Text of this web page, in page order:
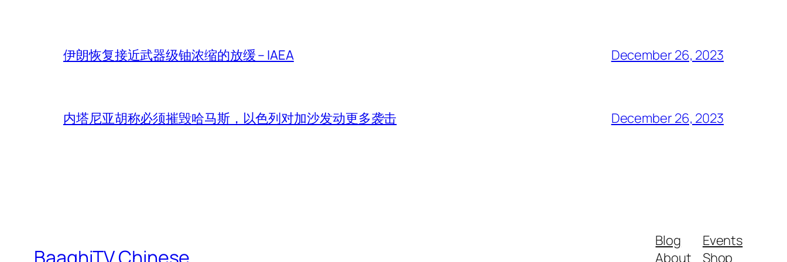
伊朗恢复接近武器级铀浓缩的放缓 – IAEA December 26, 2023
内塔尼亚胡称必须摧毁哈马斯，以色列对加沙发动更多袭击 December 26, 2023
Blog
About
Events
Shop